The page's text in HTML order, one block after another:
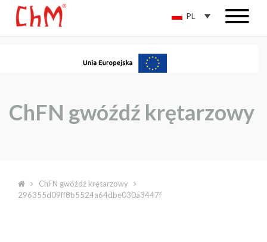
PL
ChFN gwóźdź krętarzowy
ChFN gwóźdź krętarzowy
296355d09ff8b5524a64dbe030a3447f